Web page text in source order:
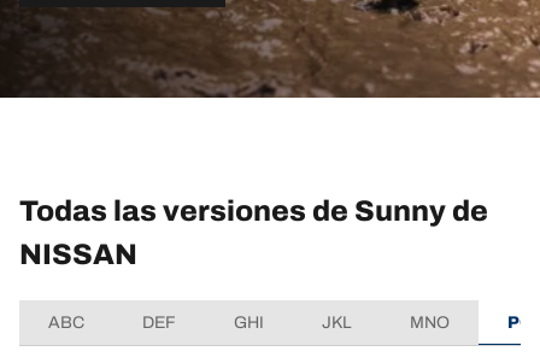
Todas las versiones de Sunny de
NISSAN
ABC DEF GHI JKL MNO